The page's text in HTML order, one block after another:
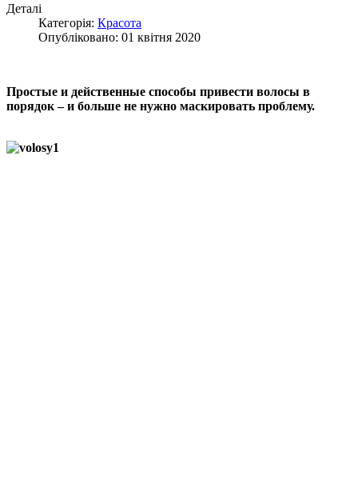
Деталі
Категорія: Красота
Опубліковано: 01 квітня 2020
Простые и действенные способы привести волосы в
порядок – и больше не нужно маскировать проблему.